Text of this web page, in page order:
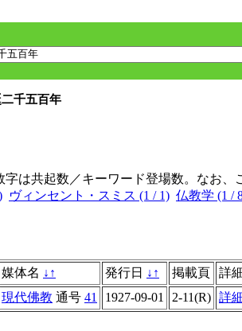
千五百年
は共起数／キーワード登場数。なお、
ヴィンセント・スミス (1 / 1) 仏教学 (1 /
媒体名 ↓ ↑ 発行日 ↓ ↑ 掲載頁 詳
現代佛教 通号 41 1927-09-01 2-11(R) 詳